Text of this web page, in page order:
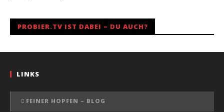
PROBIER.TV IST DABEI – DU AUCH?
LINKS
FEINER HOPFEN – BLOG